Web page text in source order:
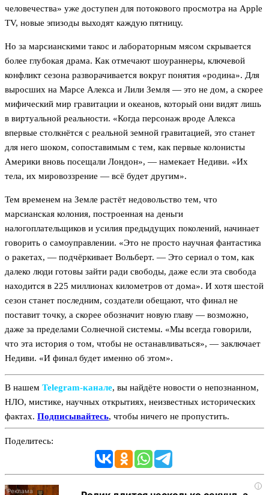
человечества» уже доступен для потокового просмотра на Apple
TV, новые эпизоды выходят каждую пятницу.
Но за марсианскими такос и лабораторным мясом скрывается
более глубокая драма. Как отмечают шоураннеры, ключевой
конфликт сезона разворачивается вокруг понятия «родина». Для
выросших на Марсе Алекса и Лили Земля — это не дом, а скорее
мифический мир гравитации и океанов, который они видят лишь
в виртуальной реальности. «Когда персонаж вроде Алекса
впервые столкнётся с реальной земной гравитацией, это станет
для него шоком, сопоставимым с тем, как первые колонисты
Америки вновь посещали Лондон», — намекает Недиви. «Их
тела, их мировоззрение — всё будет другим».
Тем временем на Земле растёт недовольство тем, что
марсианская колония, построенная на деньги
налогоплательщиков и усилия предыдущих поколений, начинает
говорить о самоуправлении. «Это не просто научная фантастика
о ракетах, — подчёркивает Вольберт. — Это сериал о том, как
далеко люди готовы зайти ради свободы, даже если эта свобода
находится в 225 миллионах километров от дома». И хотя шестой
сезон станет последним, создатели обещают, что финал не
поставит точку, а скорее обозначит новую главу — возможно,
даже за пределами Солнечной системы. «Мы всегда говорили,
что эта история о том, чтобы не останавливаться», — заключает
Недиви. «И финал будет именно об этом».
В нашем Telegram‑канале, вы найдёте новости о непознанном,
НЛО, мистике, научных открытиях, неизвестных исторических
фактах. Подписывайтесь, чтобы ничего не пропустить.
Поделитесь:
i